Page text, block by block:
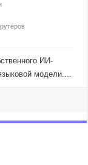
ИИ-
модели....